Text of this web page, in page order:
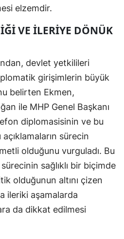
elzemdir.
VE İLERIYE DÖNÜK
devlet yetkilileri
girişimlerin büyük
belirten Ekmen,
ile MHP Genel Başkanı
diplomasisinin ve bu
sürecin
olduğunu vurguladı. Bu
sağlıklı bir biçimde
olduğunun altını çizen
ileriki aşamalarda
da dikkat edilmesi